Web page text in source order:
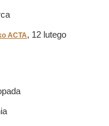
ACTA, 12 lutego